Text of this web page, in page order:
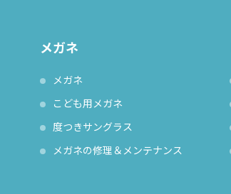
メガネ
メガネ
こども用メガネ
度つきサングラス
メガネの修理＆メンテナンス